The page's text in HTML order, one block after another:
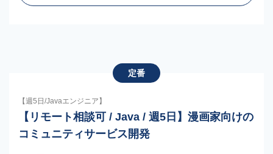
定番
【週5日/Javaエンジニア】
【リモート相談可 / Java / 週5日】漫画家向けの
コミュニティサービス開発